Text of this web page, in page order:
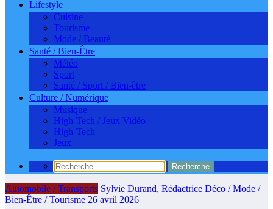
Lifestyle
Cuisine
Tourisme
Mode / Beauté
Santé / Bien-Être
Météo
Sport
Santé / Sport / Bien-être
Culture / Numérique
Musique
High-Tech / Jeux Vidéo
High-Tech
Jeux
Automobile / Transports Sylvie Durand, Rédactrice Déco / Mode /
Bien-Être / Tourisme 26 avril 2026